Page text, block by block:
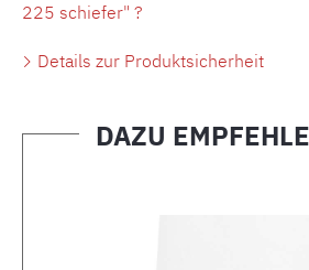
225 schiefer" ?
Details zur Produktsicherheit
DAZU